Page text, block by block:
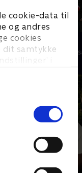
cookie-data til
og andres
cookies
dit samtykke
i
Stormester
TV-Shows • 10